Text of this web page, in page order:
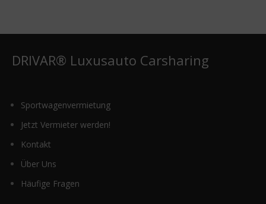
DRIVAR® Luxusauto Carsharing
Sportwagenvermietung
Jetzt Vermieter werden!
Kontakt
Über Uns
Häufige Fragen